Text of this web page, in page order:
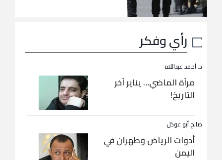
رأي وفكر
د. أحمد عبداللاه
مرآة الماضي… يناير آخر
التاريخ!
صالح أبو عوذل
أدوات الرياض وطهران في
اليمن